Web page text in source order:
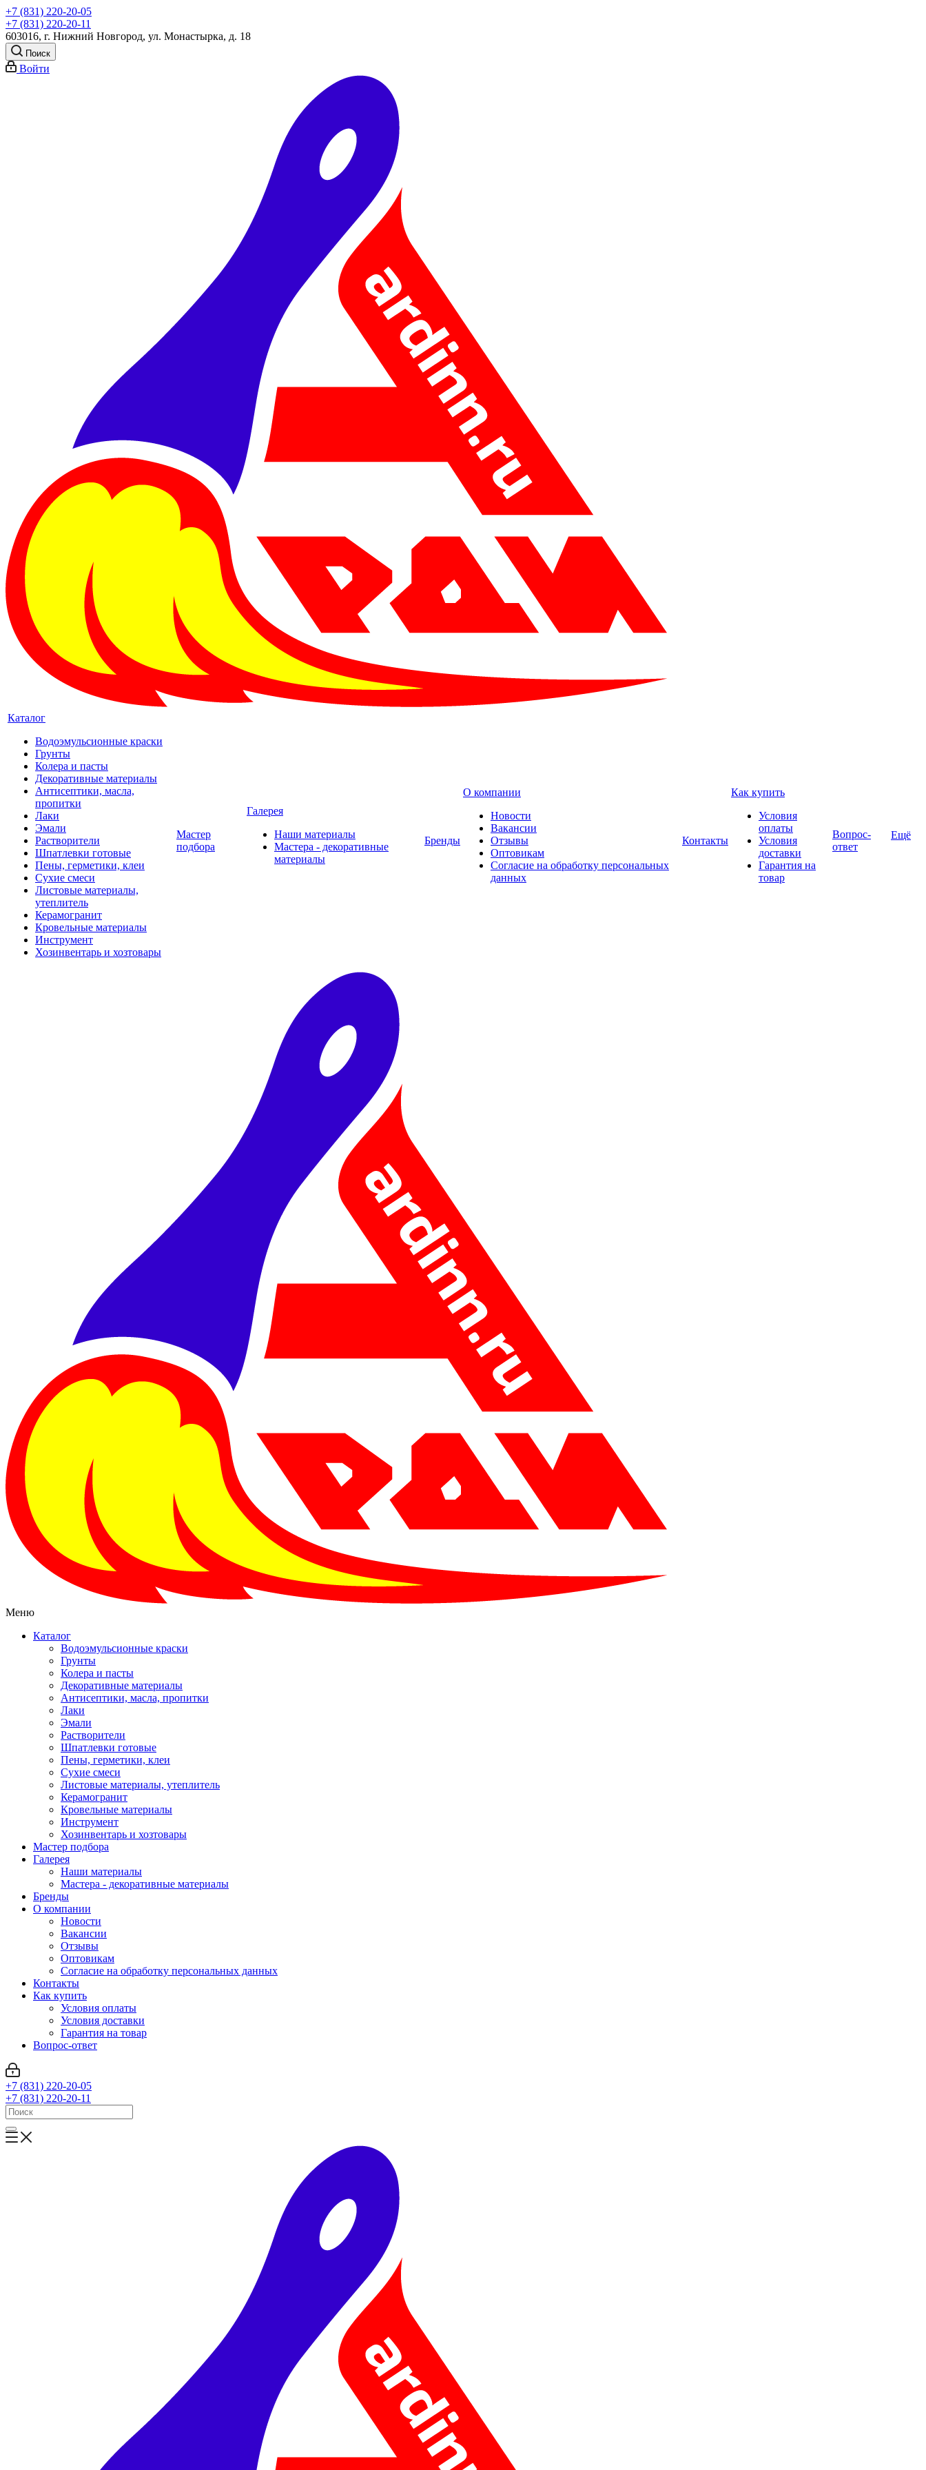
+7 (831) 220-20-05
+7 (831) 220-20-11
603016, г. Нижний Новгород, ул. Монастырка, д. 18
Поиск
Войти
Каталог
Водоэмульсионные краски
Грунты
Колера и пасты
Декоративные материалы
Антисептики, масла,
пропитки
Лаки
Эмали
Растворители
Шпатлевки готовые
Пены, герметики, клеи
Сухие смеси
Листовые материалы,
утеплитель
Керамогранит
Кровельные материалы
Инструмент
Хозинвентарь и хозтовары
Мастер
подбора
Галерея
Наши материалы
Мастера - декоративные
материалы
Бренды
О компании
Новости
Вакансии
Отзывы
Оптовикам
Cогласие на обработку персональных
данных
Контакты
Как купить
Условия
оплаты
Условия
доставки
Гарантия на
товар
Вопрос-
ответ
Ещё
Меню
Каталог
Водоэмульсионные краски
Грунты
Колера и пасты
Декоративные материалы
Антисептики, масла, пропитки
Лаки
Эмали
Растворители
Шпатлевки готовые
Пены, герметики, клеи
Сухие смеси
Листовые материалы, утеплитель
Керамогранит
Кровельные материалы
Инструмент
Хозинвентарь и хозтовары
Мастер подбора
Галерея
Наши материалы
Мастера - декоративные материалы
Бренды
О компании
Новости
Вакансии
Отзывы
Оптовикам
Cогласие на обработку персональных данных
Контакты
Как купить
Условия оплаты
Условия доставки
Гарантия на товар
Вопрос-ответ
+7 (831) 220-20-05
+7 (831) 220-20-11